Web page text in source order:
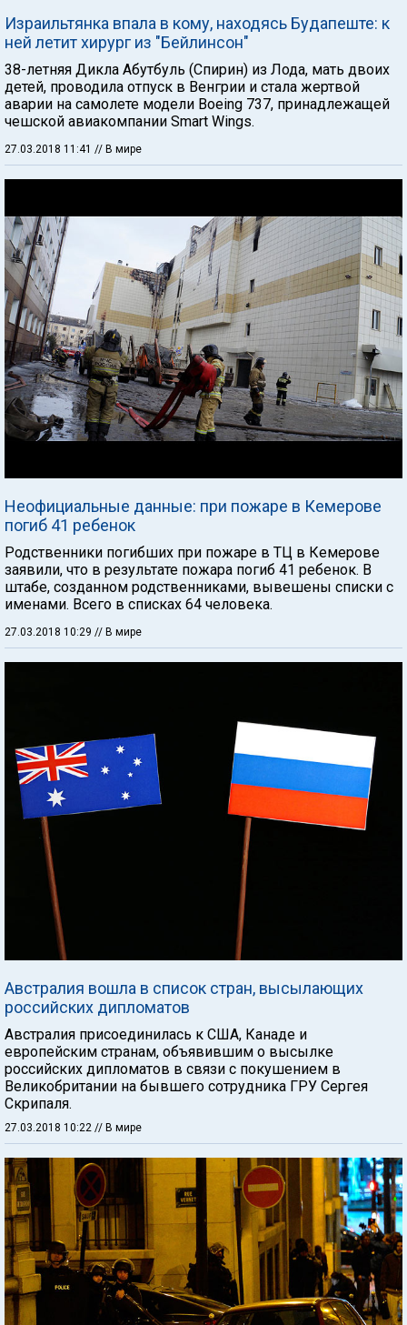
Израильтянка впала в кому, находясь Будапеште: к
ней летит хирург из "Бейлинсон"
38-летняя Дикла Абутбуль (Спирин) из Лода, мать двоих
детей, проводила отпуск в Венгрии и стала жертвой
аварии на самолете модели Boeing 737, принадлежащей
чешской авиакомпании Smart Wings.
27.03.2018 11:41 // В мире
Неофициальные данные: при пожаре в Кемерове
погиб 41 ребенок
Родственники погибших при пожаре в ТЦ в Кемерове
заявили, что в результате пожара погиб 41 ребенок. В
штабе, созданном родственниками, вывешены списки с
именами. Всего в списках 64 человека.
27.03.2018 10:29 // В мире
Австралия вошла в список стран, высылающих
российских дипломатов
Австралия присоединилась к США, Канаде и
европейским странам, объявившим о высылке
российских дипломатов в связи с покушением в
Великобритании на бывшего сотрудника ГРУ Сергея
Скрипаля.
27.03.2018 10:22 // В мире